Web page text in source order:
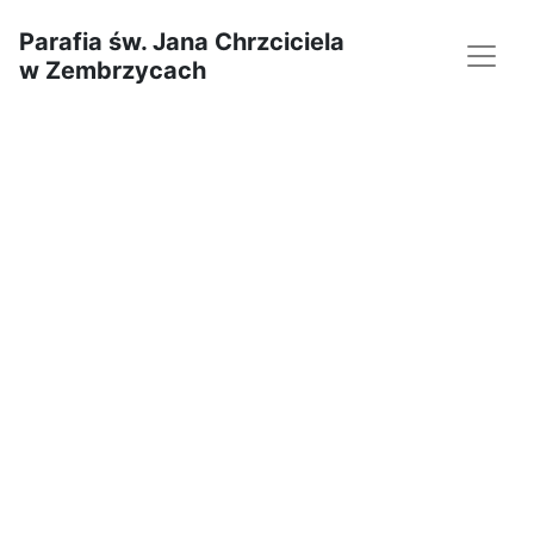
Parafia św. Jana Chrzciciela
w Zembrzycach